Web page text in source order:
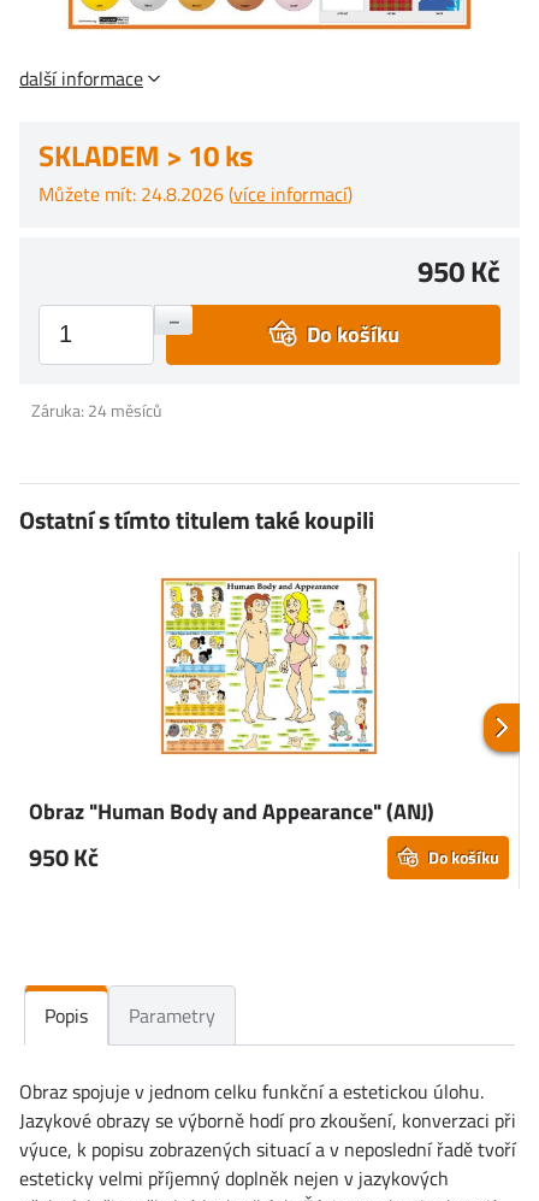
další informace
SKLADEM > 10 ks
Můžete mít: 24.8.2026 (více informací)
950 Kč
+
– Do košíku
Záruka: 24 měsíců
Ostatní s tímto titulem také koupili
Obraz "Human Body and Appearance" (ANJ)
950 Kč Do košíku
Popis Parametry
Obraz spojuje v jednom celku funkční a estetickou úlohu.
Jazykové obrazy se výborně hodí pro zkoušení, konverzaci při
výuce, k popisu zobrazených situací a v neposlední řadě tvoří
esteticky velmi příjemný doplněk nejen v jazykových